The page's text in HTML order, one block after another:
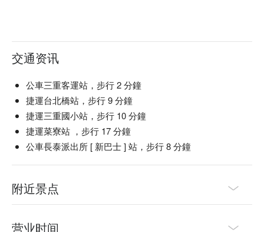
交通资讯
公車三重客運站，步行 2 分鐘
捷運台北橋站，步行 9 分鐘
捷運三重國小站，步行 10 分鐘
捷運菜寮站 ，步行 17 分鐘
公車長泰派出所 [ 新巴士 ] 站，步行 8 分鐘
附近景点
营业时间